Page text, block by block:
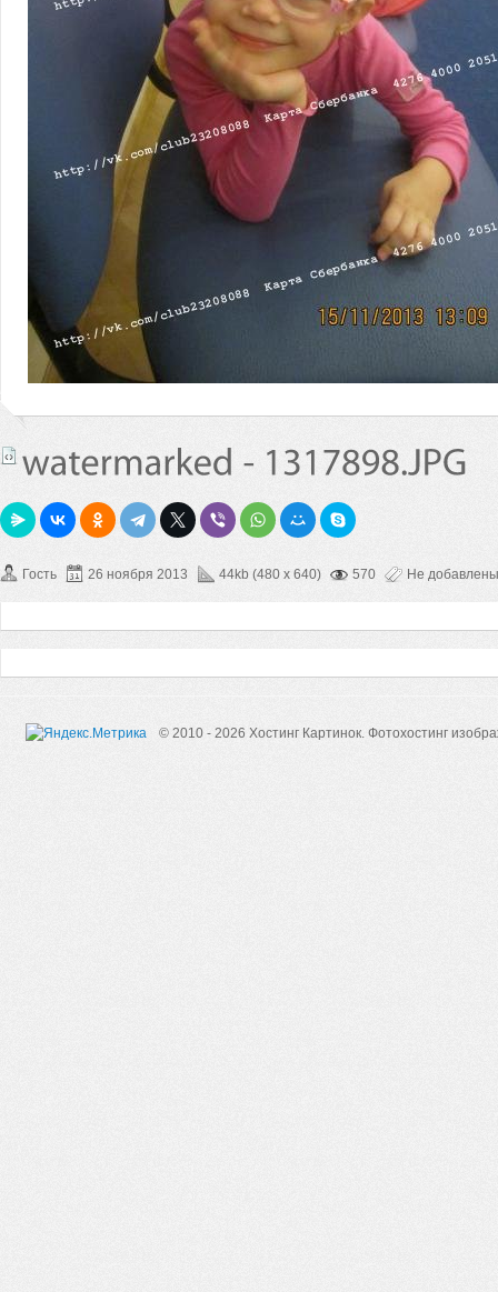
Гость 26 ноября 2013 44kb (480 x 640) 570 Не добавлены
© 2010 - 2026 Хостинг Картинок. Фотохостинг